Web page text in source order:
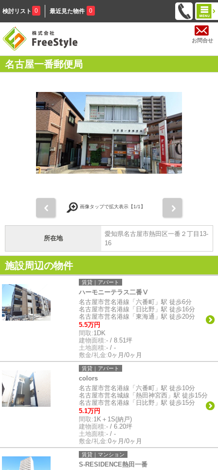
検討リスト 0 最近見た物件 0
お問合せ
名古屋一番郵便局
画像タップで拡大表示【1/1】
所在地
愛知県名古屋市熱田区一番２丁目13-
16
施設周辺の物件
賃貸｜アパート
ハーモニーテラス二番Ⅴ
名古屋市営名港線「六番町」駅 徒歩6分
名古屋市営名港線「日比野」駅 徒歩16分
名古屋市営名港線「東海通」駅 徒歩20分
5.5万円
間取:1DK
建物面積:- / 8.51坪
土地面積:- / -
敷金/礼金:0ヶ月/0ヶ月
賃貸｜アパート
colors
名古屋市営名港線「六番町」駅 徒歩10分
名古屋市営名城線「熱田神宮西」駅 徒歩15分
名古屋市営名港線「日比野」駅 徒歩15分
5.1万円
間取:1K＋1S(納戸)
建物面積:- / 6.20坪
土地面積:- / -
敷金/礼金:0ヶ月/0ヶ月
賃貸｜マンション
S-RESIDENCE熱田一番